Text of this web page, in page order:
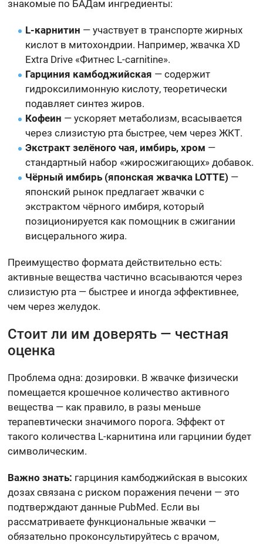
знакомые по БАДам ингредиенты:
L-карнитин — участвует в транспорте жирных
кислот в митохондрии. Например, жвачка XD
Extra Drive «Фитнес L-carnitine».
Гарциния камбоджийская — содержит
гидроксилимонную кислоту, теоретически
подавляет синтез жиров.
Кофеин — ускоряет метаболизм, всасывается
через слизистую рта быстрее, чем через ЖКТ.
Экстракт зелёного чая, имбирь, хром —
стандартный набор «жиросжигающих» добавок.
Чёрный имбирь (японская жвачка LOTTE) —
японский рынок предлагает жвачки с
экстрактом чёрного имбиря, который
позиционируется как помощник в сжигании
висцерального жира.
Преимущество формата действительно есть:
активные вещества частично всасываются через
слизистую рта — быстрее и иногда эффективнее,
чем через желудок.
Стоит ли им доверять — честная
оценка
Проблема одна: дозировки. В жвачке физически
помещается крошечное количество активного
вещества — как правило, в разы меньше
терапевтически значимого порога. Эффект от
такого количества L-карнитина или гарцинии будет
символическим.
Важно знать: гарциния камбоджийская в высоких
дозах связана с риском поражения печени — это
подтверждают данные PubMed. Если вы
рассматриваете функциональные жвачки —
обязательно проконсультируйтесь с врачом,